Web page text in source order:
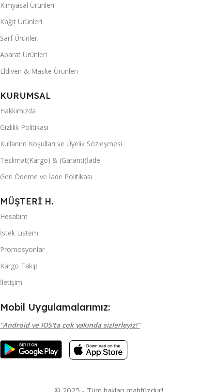
Kimyasal Ürünleri
Kağıt Ürünleri
Sarf Ürünleri
Aparat Ürünleri
Eldiven & Maske Ürünleri
KURUMSAL
Hakkımızda
Gizlilik Politikası
Kullanım Koşulları ve Üyelik Sözleşmesi
Teslimat(Kargo) & (Garanti)İade
Geri Ödeme ve İade Politikası
MÜŞTERİ H.
Hesabım
İstek Listem
Promosyonlar
Kargo Takip
İletişim
Mobil Uygulamalarımız:
"Android ve IOS'ta çok yakında sizlerleyiz!"